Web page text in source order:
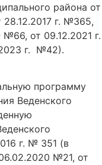
района от
г. №365,
от 09.12.2021 г.
г. №42).
программу
Веденского
г. № 351 (в
№21, от